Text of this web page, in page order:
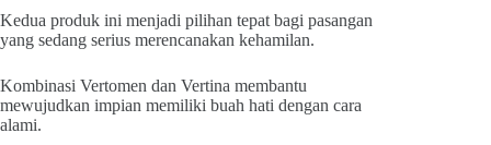
Kedua produk ini menjadi pilihan tepat bagi pasangan
yang sedang serius merencanakan kehamilan.
Kombinasi Vertomen dan Vertina membantu
mewujudkan impian memiliki buah hati dengan cara
alami.